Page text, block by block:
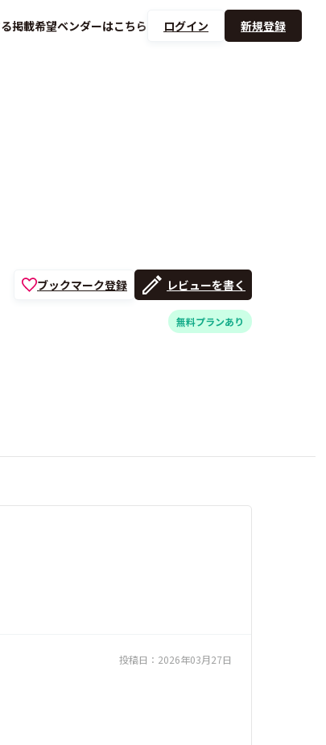
掲載希望ベンダーはこちら ログイン 新規登録
ブックマーク登録 レビューを書く
無料プランあり
投稿日： 2026年03月27日